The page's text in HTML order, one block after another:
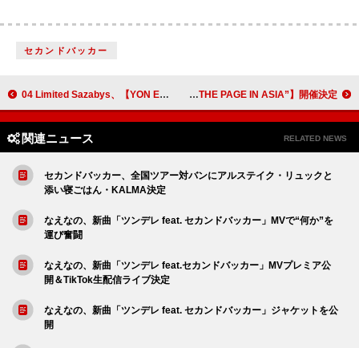
セカンドバッカー
04 Limited Sazabys、【YON EXPO'25】映像作品トレーラー公開 SIRUP、アジアツアー【SIRUP ASIA TOUR 2026 “TURN THE PAGE IN ASIA”】開催決定
関連ニュース RELATED NEWS
セカンドバッカー、全国ツアー対バンにアルステイク・リュックと
添い寝ごはん・KALMA決定
なえなの、新曲「ツンデレ feat. セカンドバッカー」MVで“何か”を
運び奮闘
なえなの、新曲「ツンデレ feat.セカンドバッカー」MVプレミア公
開＆TikTok生配信ライブ決定
なえなの、新曲「ツンデレ feat. セカンドバッカー」ジャケットを公
開